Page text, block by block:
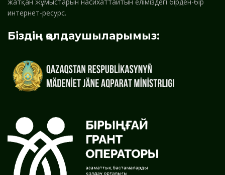
интернет-ресурс.
Біздің қолдаушыларымыз: